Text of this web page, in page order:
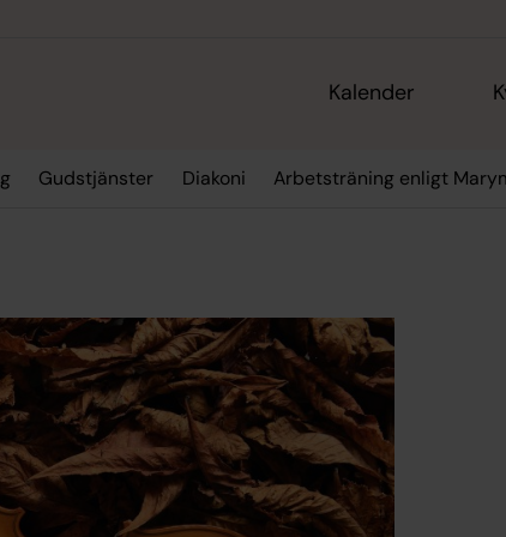
Kalender
Gudstjänster Diakoni Arbetsträning enligt